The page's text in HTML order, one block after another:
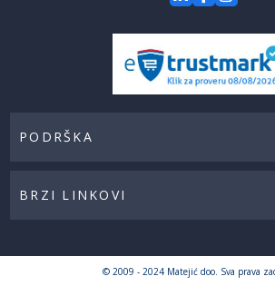
PODRŠKA
BRZI LINKOVI
© 2009 - 2024 Matejić doo. Sva prava